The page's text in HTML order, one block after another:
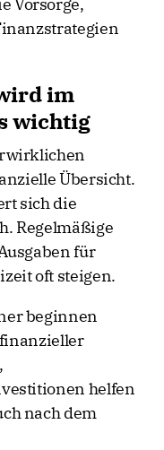
Vorsorge,
im
wichtig
Übersicht.
sich die
Regelmäßige
für
oft steigen.
beginnen
helfen
nach dem